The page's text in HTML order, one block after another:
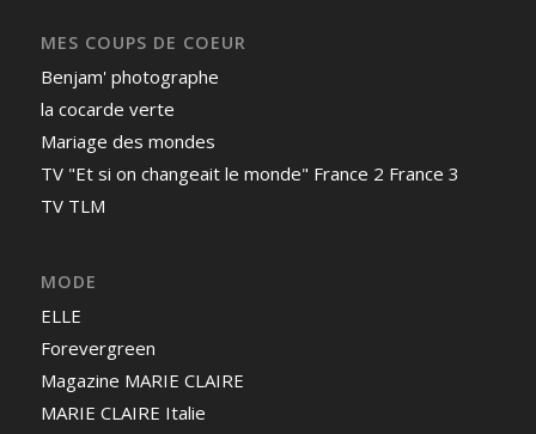
MES COUPS DE COEUR
Benjam' photographe
la cocarde verte
Mariage des mondes
TV "Et si on changeait le monde" France 2 France 3
TV TLM
MODE
ELLE
Forevergreen
Magazine MARIE CLAIRE
MARIE CLAIRE Italie